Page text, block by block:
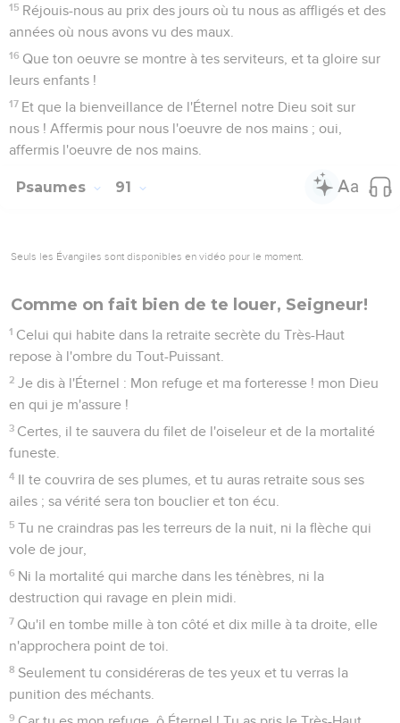
15 Réjouis-nous au prix des jours où tu nous as affligés et des
années où nous avons vu des maux.
16 Que ton oeuvre se montre à tes serviteurs, et ta gloire sur
leurs enfants !
17 Et que la bienveillance de l'Éternel notre Dieu soit sur
nous ! Affermis pour nous l'oeuvre de nos mains ; oui,
affermis l'oeuvre de nos mains.
Psaumes 91
Seuls les Évangiles sont disponibles en vidéo pour le moment.
Comme on fait bien de te louer, Seigneur!
1 Celui qui habite dans la retraite secrète du Très-Haut
repose à l'ombre du Tout-Puissant.
2 Je dis à l'Éternel : Mon refuge et ma forteresse ! mon Dieu
en qui je m'assure !
3 Certes, il te sauvera du filet de l'oiseleur et de la mortalité
funeste.
4 Il te couvrira de ses plumes, et tu auras retraite sous ses
ailes ; sa vérité sera ton bouclier et ton écu.
5 Tu ne craindras pas les terreurs de la nuit, ni la flèche qui
vole de jour,
6 Ni la mortalité qui marche dans les ténèbres, ni la
destruction qui ravage en plein midi.
7 Qu'il en tombe mille à ton côté et dix mille à ta droite, elle
n'approchera point de toi.
8 Seulement tu considéreras de tes yeux et tu verras la
punition des méchants.
9